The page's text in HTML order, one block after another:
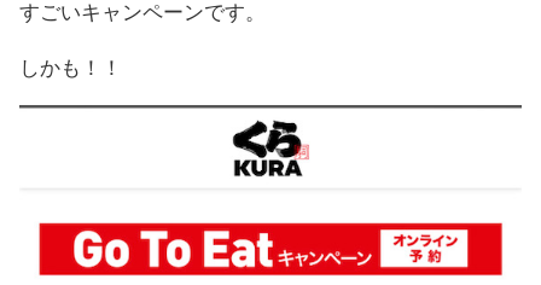
すごいキャンペーンです。
しかも！！